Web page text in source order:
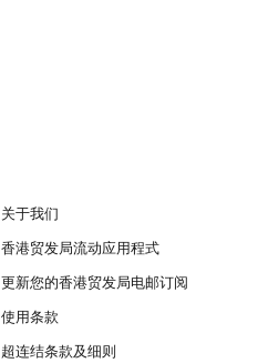
关于我们
香港贸发局流动应用程式
更新您的香港贸发局电邮订阅
使用条款
超连结条款及细则